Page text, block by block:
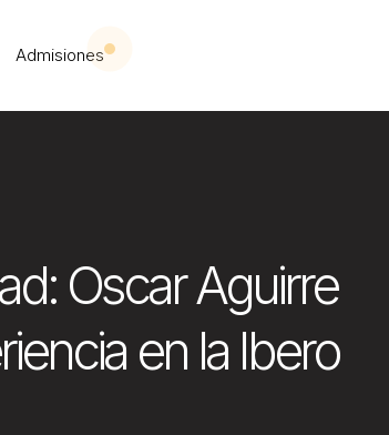
León
Admisiones
Oscar Aguirre
en la Ibero